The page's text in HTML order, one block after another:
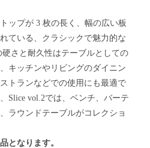
ップが 3 枚の長く、幅の広い板
ている、クラシックで魅力的な
さと耐久性はテーブルとしての
キッチンやリビングのダイニン
トランなどでの使用にも最適で
Slice vol.2では、ベンチ、バーテ
ラウンドテーブルがコレクショ
となります。